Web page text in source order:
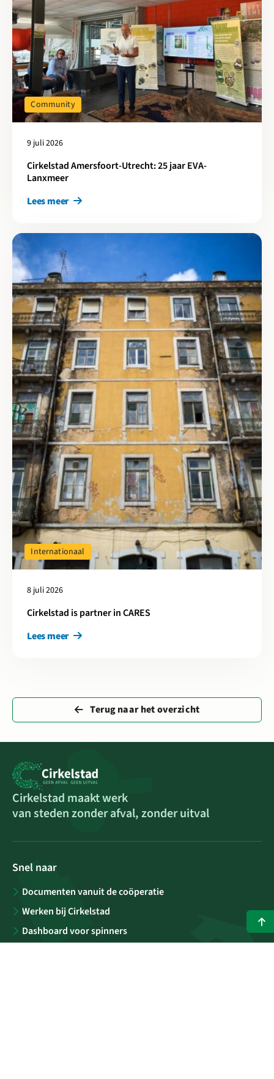
9 juli 2026
Cirkelstad Amersfoort-Utrecht: 25 jaar EVA-
Lanxmeer
Community
Lees meer
8 juli 2026
Cirkelstad is partner in CARES
Internationaal
Lees meer
Lees meer over Cirkelstad is partner in CARES
Terug naar het overzicht
Cirkelstad maakt werk
van steden zonder afval, zonder uitval
Snel naar
Documenten vanuit de coöperatie
Werken bij Cirkelstad
Dashboard voor spinners